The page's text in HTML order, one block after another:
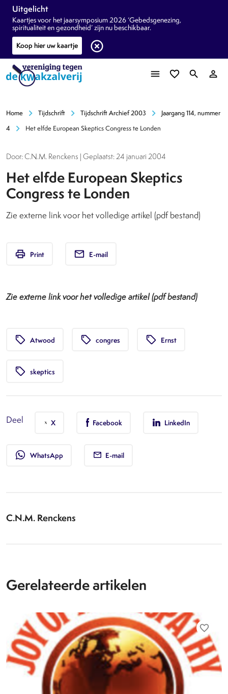
Uitgelicht
Kaartjes voor het jaarsymposium 2026 ‘Gebedsgenezing,
spiritualiteit en gezondheid’ zijn nu beschikbaar.
Koop hier uw kaartje
highlight_off
menu favorite_border search person_outline
Home chevron_right Tijdschrift chevron_right Tijdschrift Archief 2003 chevron_right
Jaargang 114, nummer
4
chevron_right Het elfde European Skeptics Congress te Londen
Door: C.N.M. Renckens | Geplaatst: 24 januari 2004
Het elfde European Skeptics
Congress te Londen
Zie externe link voor het volledige artikel (pdf bestand)
print Print email E-mail
Zie externe link voor het volledige artikel (pdf bestand)
local_offer Atwood local_offer congres local_offer Ernst
local_offer skeptics
Deel X Facebook LinkedIn
whatsapp WhatsApp E-mail
C.N.M. Renckens
Gerelateerde artikelen
favorite_border